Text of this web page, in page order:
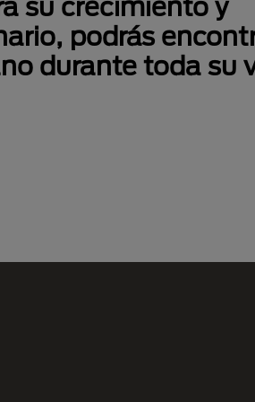
su crecimiento y
podrás
durante toda su